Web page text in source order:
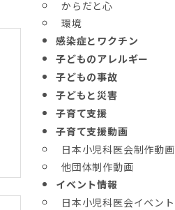
からだと心
環境
感染症とワクチン
子どものアレルギー
子どもの事故
子どもと災害
子育て支援
子育て支援動画
日本小児科医会制作動画
他団体制作動画
イベント情報
日本小児科医会イベント